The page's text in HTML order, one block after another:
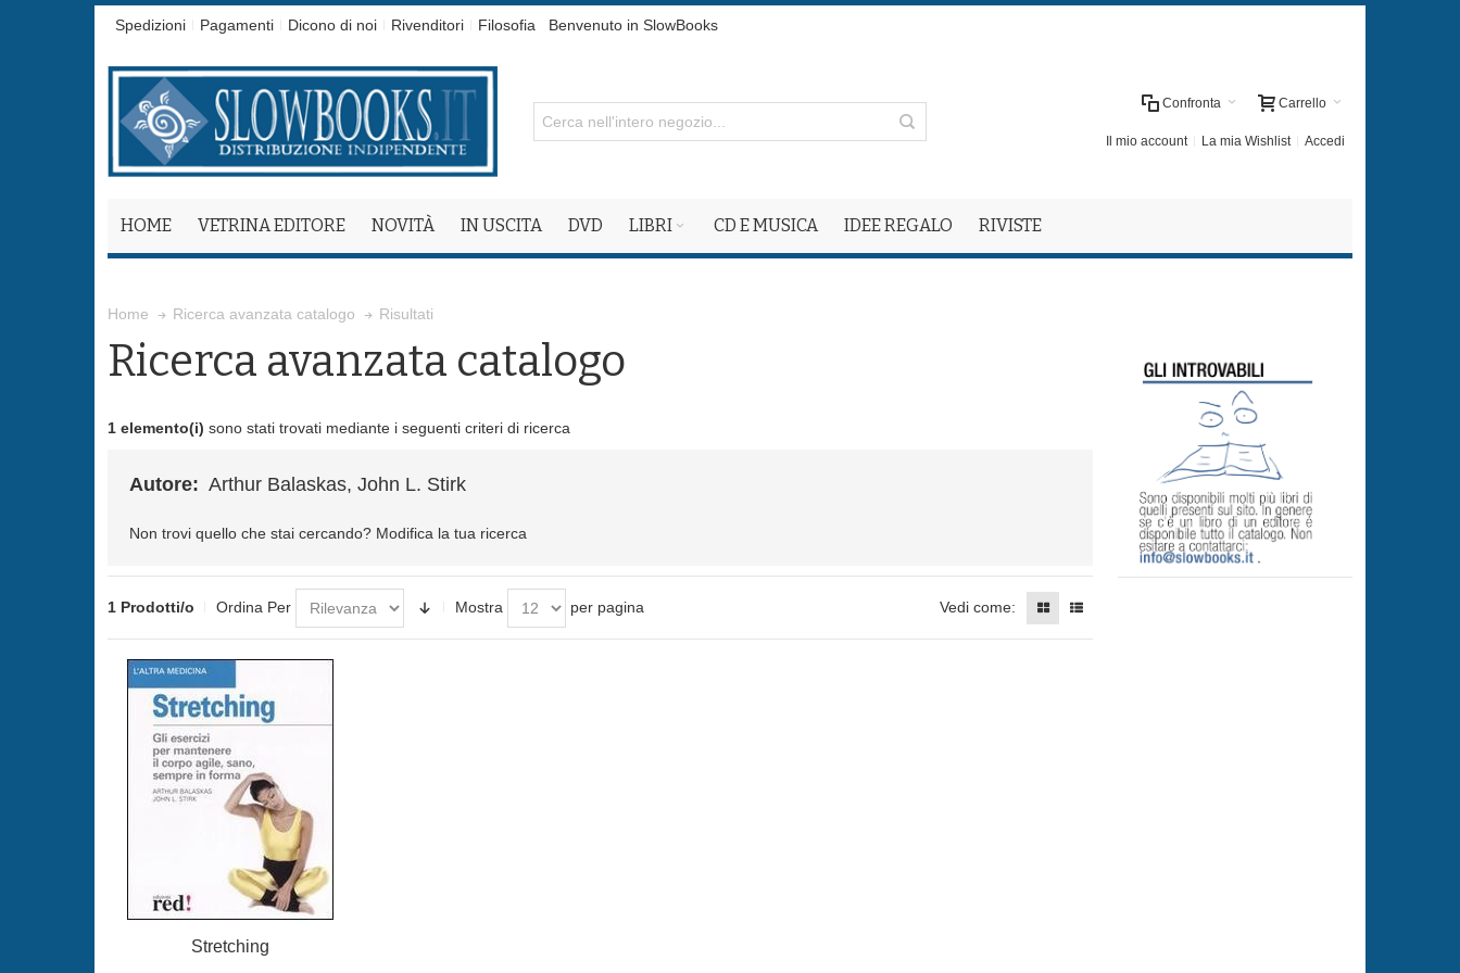
Spedizioni Pagamenti Dicono di noi Rivenditori Filosofia Benvenuto in SlowBooks
Carrello
Confronta
Il mio account La mia Wishlist Accedi
HOME VETRINA EDITORE NOVITÀ IN USCITA DVD LIBRI CD E MUSICA IDEE REGALO RIVISTE
Home Ricerca avanzata catalogo Risultati
Ricerca avanzata catalogo
1 elemento(i) sono stati trovati mediante i seguenti criteri di ricerca
Autore: Arthur Balaskas, John L. Stirk
Non trovi quello che stai cercando? Modifica la tua ricerca
1 Prodotti/o Ordina Per Mostra per pagina Vedi come:
Stretching